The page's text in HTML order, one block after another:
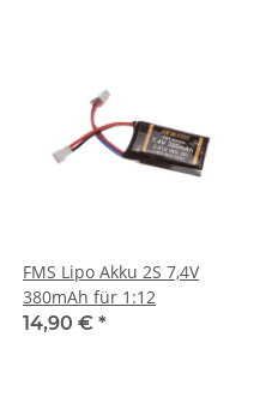
FMS Lipo Akku 2S 7,4V
380mAh für 1:12
14,90 € *